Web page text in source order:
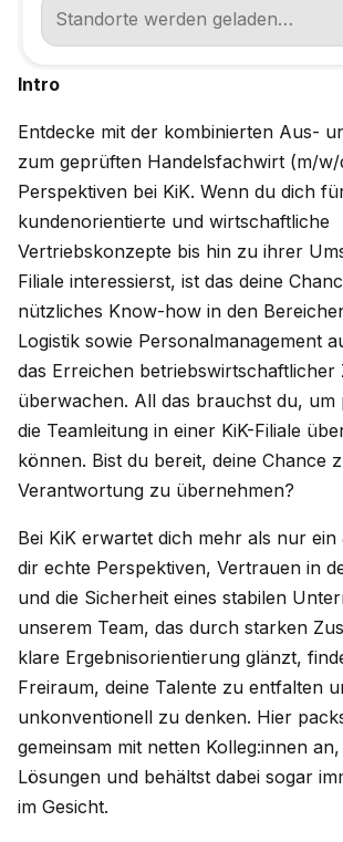
Intro
Entdecke mit der kombinierten Aus-
zum geprüften Handelsfachwirt (m/w/
Perspektiven bei KiK. Wenn du dich
kundenorientierte und wirtschaftliche
Vertriebskonzepte bis hin zu ihrer
Filiale interessierst, ist das deine
nützliches Know-how in den
Logistik sowie Personalmanagement
das Erreichen betriebswirtschaftlicher
überwachen. All das brauchst du, um
die Teamleitung in einer KiK-Filiale
können. Bist du bereit, deine Chance
Verantwortung zu übernehmen?
Bei KiK erwartet dich mehr als nur
dir echte Perspektiven, Vertrauen in
und die Sicherheit eines stabilen
unserem Team, das durch starken
klare Ergebnisorientierung glänzt,
Freiraum, deine Talente zu entfalten
unkonventionell zu denken. Hier
gemeinsam mit netten Kolleg:innen
Lösungen und behältst dabei sogar
im Gesicht.